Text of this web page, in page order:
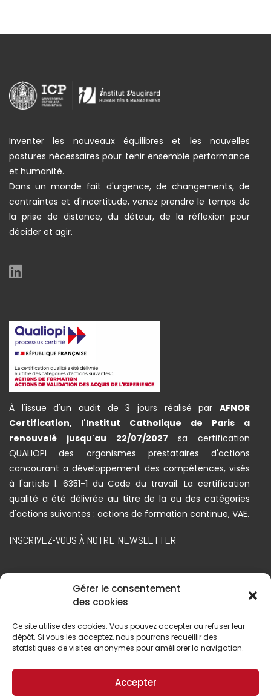
Gérer le consentement
des cookies
Ce site utilise des cookies. Vous pouvez accepter ou refuser leur
dépôt. Si vous les acceptez, nous pourrons recueillir des
statistiques de visites anonymes pour améliorer la navigation.
Accepter
Inventer les nouveaux équilibres et les nouvelles
postures nécessaires pour tenir ensemble performance
et humanité.
Dans un monde fait d'urgence, de changements, de
contraintes et d'incertitude, venez prendre le temps de
la prise de distance, du détour, de la réflexion pour
décider et agir.
À l'issue d'un audit de 3 jours réalisé par AFNOR
Certification, l'Institut Catholique de Paris a
renouvelé jusqu'au 22/07/2027 sa certification
QUALIOPI des organismes prestataires d'actions
concourant a développement des compétences, visés
à l'article l. 6351-1 du Code du travail. La certification
qualité a été délivrée au titre de la ou des catégories
d'actions suivantes : actions de formation continue, VAE.
INSCRIVEZ-VOUS À NOTRE NEWSLETTER